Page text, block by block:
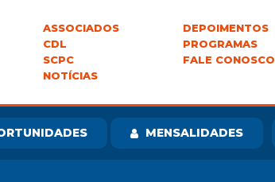
ASSOCIADOS
CDL
SCPC
NOTÍCIAS
DEPOIMENTOS
PROGRAMAS
FALE CONOSCO
MENSALIDADES